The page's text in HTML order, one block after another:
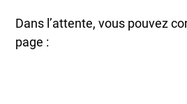
Dans l’attente, vous pouvez
page :